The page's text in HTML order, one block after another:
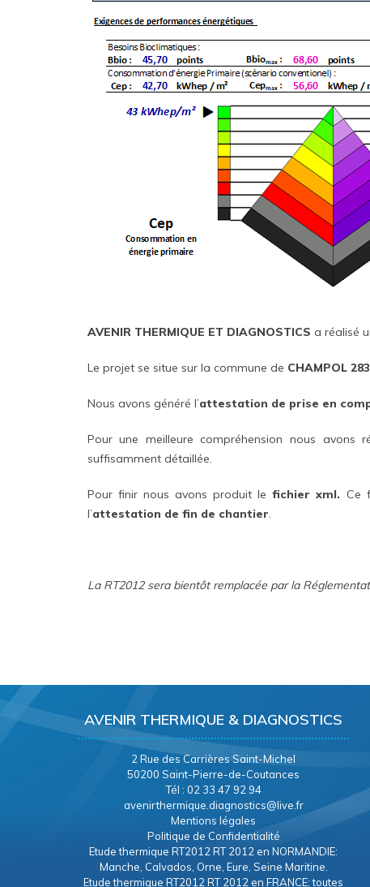
AVENIR THERMIQUE ET DIAGNOSTICS a réalisé
Le projet se situe sur la commune de CHAMPOL
Nous avons généré l’attestation de prise en
Pour une meilleure compréhension nous avons
suffisamment détaillée.
Pour finir nous avons produit lefichier xml. Ce
l’attestation de fin de chantier
La RT2012 sera bientôt remplacée par la
AVENIR THERMIQUE & DIAGNOSTICS
2 Rue des Carrières Saint-Michel
50200 Saint-Pierre-de-Coutances
Tél : 02 33 47 92 94
avenirthermique.diagnostics@live.fr
Mentions légales
Politique de Confidentialité
Etude thermique RT2012 RT 2012 en NORMANDIE:
Manche, Calvados, Orne, Eure, Seine Maritine.
Etude thermique RT2012 RT 2012 en FRANCE: toutes